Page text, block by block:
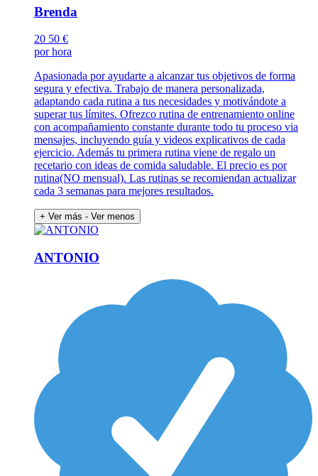
Brenda
20 50 €
por hora
Apasionada por ayudarte a alcanzar tus objetivos de forma
segura y efectiva. Trabajo de manera personalizada,
adaptando cada rutina a tus necesidades y motivándote a
superar tus límites. Ofrezco rutina de entrenamiento online
con acompañamiento constante durante todo tu proceso via
mensajes, incluyendo guía y videos explicativos de cada
ejercicio. Además tu primera rutina viene de regalo un
recetario con ideas de comida saludable. El precio es por
rutina(NO mensual). Las rutinas se recomiendan actualizar
cada 3 semanas para mejores resultados.
+ Ver más - Ver menos
ANTONIO